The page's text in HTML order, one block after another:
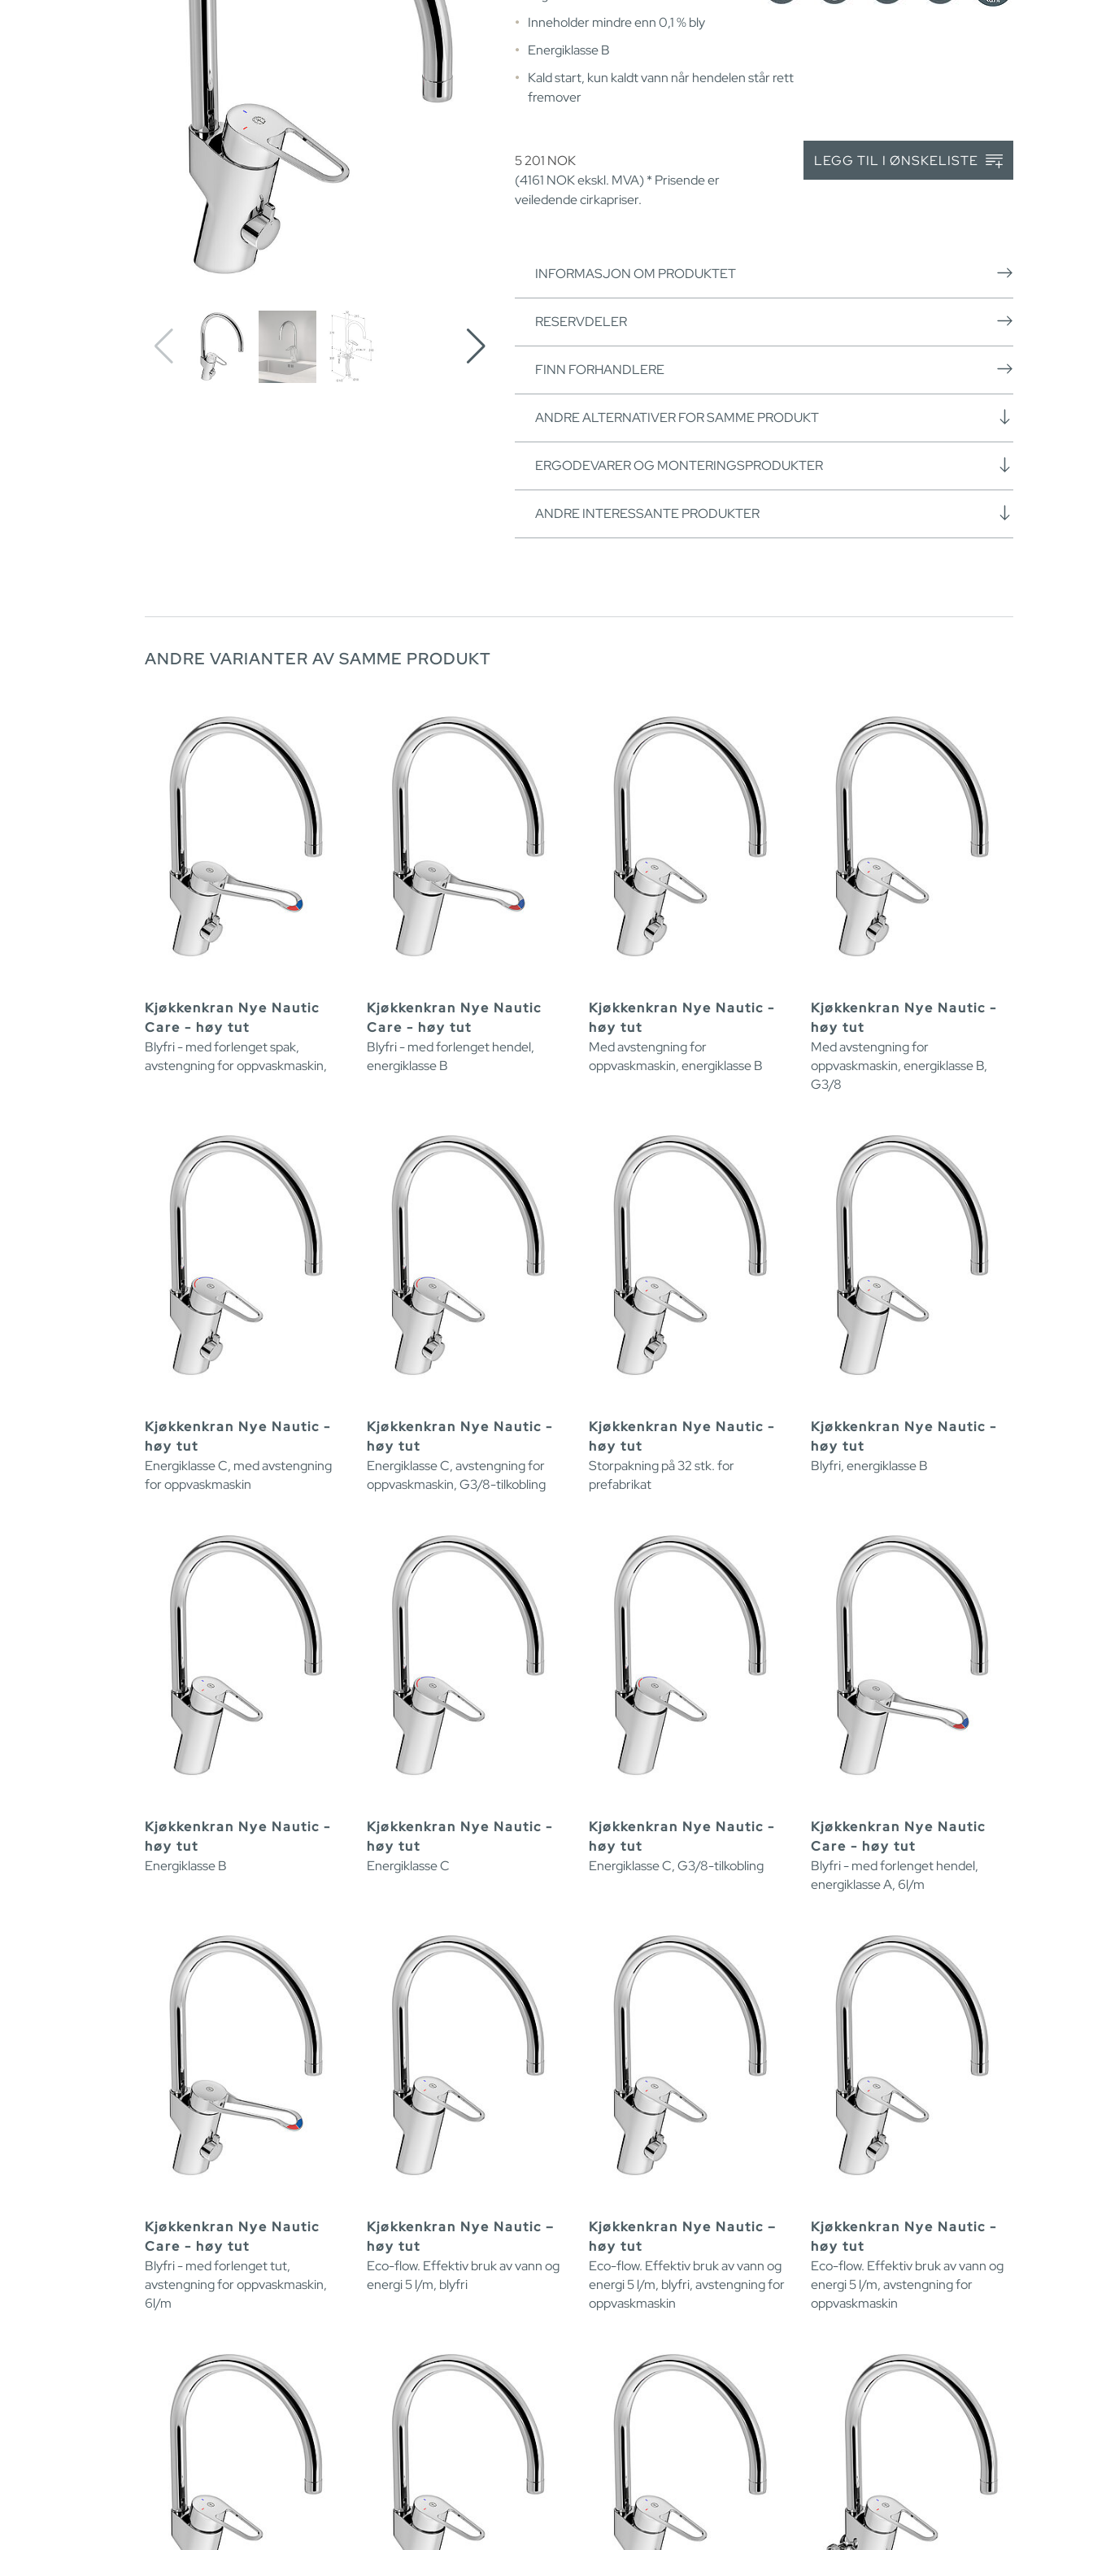
Inneholder mindre enn 0,1 % bly
Energiklasse B
Kald start, kun kaldt vann når hendelen står rett
fremover
5 201 NOK
(4161 NOKekskl. MVA) * Prisende er
veiledende cirkapriser.
LEGG TIL I ØNSKELISTE
INFORMASJON OM PRODUKTET
RESERVDELER
FINN FORHANDLERE
ANDRE ALTERNATIVER FOR SAMME PRODUKT
ERGODEVARER OG MONTERINGSPRODUKTER
ANDRE INTERESSANTE PRODUKTER
ANDRE VARIANTER AV SAMME PRODUKT
Kjøkkenkran Nye Nautic
Care - høy tut
Blyfri - med forlenget spak,
avstengning for oppvaskmaskin,
Kjøkkenkran Nye Nautic
Care - høy tut
Blyfri - med forlenget hendel,
energiklasse B
Kjøkkenkran Nye Nautic -
høy tut
Med avstengning for
oppvaskmaskin, energiklasse B
Kjøkkenkran Nye Nautic -
høy tut
Med avstengning for
oppvaskmaskin, energiklasse B,
G3/8
Kjøkkenkran Nye Nautic -
høy tut
Energiklasse C, med avstengning
for oppvaskmaskin
Kjøkkenkran Nye Nautic -
høy tut
Energiklasse C, avstengning for
oppvaskmaskin, G3/8-tilkobling
Kjøkkenkran Nye Nautic -
høy tut
Storpakning på 32 stk. for
prefabrikat
Kjøkkenkran Nye Nautic -
høy tut
Blyfri, energiklasse B
Kjøkkenkran Nye Nautic -
høy tut
Energiklasse B
Kjøkkenkran Nye Nautic -
høy tut
Energiklasse C
Kjøkkenkran Nye Nautic -
høy tut
Energiklasse C, G3/8-tilkobling
Kjøkkenkran Nye Nautic
Care - høy tut
Blyfri - med forlenget hendel,
energiklasse A, 6l/m
Kjøkkenkran Nye Nautic
Care - høy tut
Blyfri - med forlenget tut,
avstengning for oppvaskmaskin,
6l/m
Kjøkkenkran Nye Nautic –
høy tut
Eco-flow. Effektiv bruk av vann og
energi 5 l/m, blyfri
Kjøkkenkran Nye Nautic –
høy tut
Eco-flow. Effektiv bruk av vann og
energi 5 l/m, blyfri, avstengning for
oppvaskmaskin
Kjøkkenkran Nye Nautic -
høy tut
Eco-flow. Effektiv bruk av vann og
energi 5 l/m, avstengning for
oppvaskmaskin